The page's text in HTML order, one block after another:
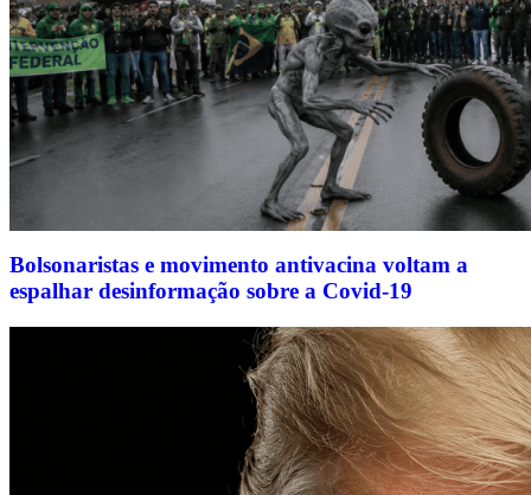
Bolsonaristas e movimento antivacina voltam a
espalhar desinformação sobre a Covid-19